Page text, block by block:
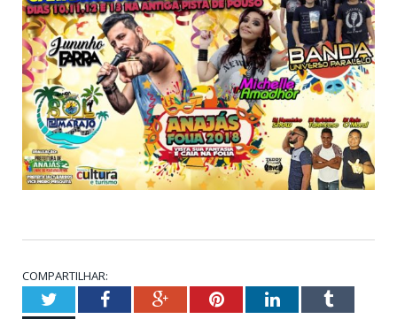
COMPARTILHAR:
TwitterFacebookGoogle+PinterestLinkedInTumblr